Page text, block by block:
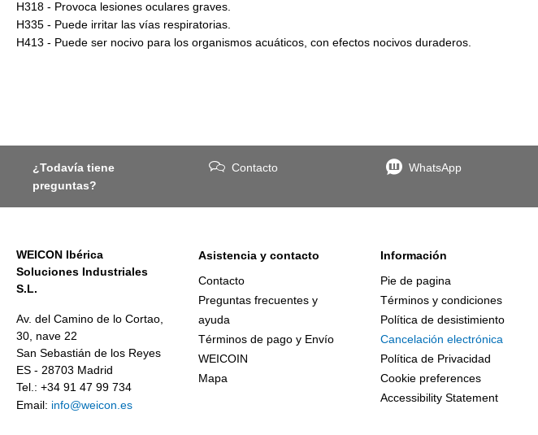
H318 - Provoca lesiones oculares graves.
H335 - Puede irritar las vías respiratorias.
H413 - Puede ser nocivo para los organismos acuáticos, con efectos nocivos duraderos.
¿Todavía tiene
preguntas?
Contacto WhatsApp
WEICON Ibérica
Soluciones Industriales
S.L.
Av. del Camino de lo Cortao,
30, nave 22
San Sebastián de los Reyes
ES - 28703 Madrid
Tel.: +34 91 47 99 734
Email: info@weicon.es
Asistencia y contacto
Contacto
Preguntas frecuentes y
ayuda
Términos de pago y Envío
WEICOIN
Mapa
Información
Pie de pagina
Términos y condiciones
Política de desistimiento
Cancelación electrónica
Política de Privacidad
Cookie preferences
Accessibility Statement